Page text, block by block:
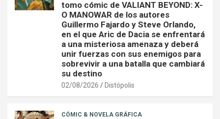
tomo cómic de VALIANT BEYOND: X-
O MANOWAR de los autores
Guillermo Fajardo y Steve Orlando,
en el que Aric de Dacia se enfrentará
a una misteriosa amenaza y deberá
unir fuerzas con sus enemigos para
sobrevivir a una batalla que cambiará
su destino
02/08/2026 Distópolis
CÓMIC & NOVELA GRÁFICA